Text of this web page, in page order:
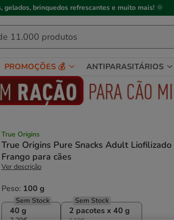
online, recolha em2h, mediante disponibilidade
PROMOÇÕES 💰 ANTIPARASITÁRIOS
True Origins
True Origins Pure Snacks Adult Liofilizado
Frango para cães
Ver descrição
Peso: 100 g
40 g
Sem Stock
2 pacotes x 40 g
Sem Stock